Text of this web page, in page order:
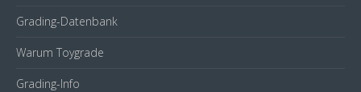
Grading-Datenbank
Warum Toygrade
Grading-Info